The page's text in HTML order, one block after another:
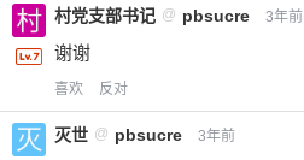
村党支部书记 @ pbsucre 3年前
谢谢
喜欢 反对
灭世 @ pbsucre 3年前